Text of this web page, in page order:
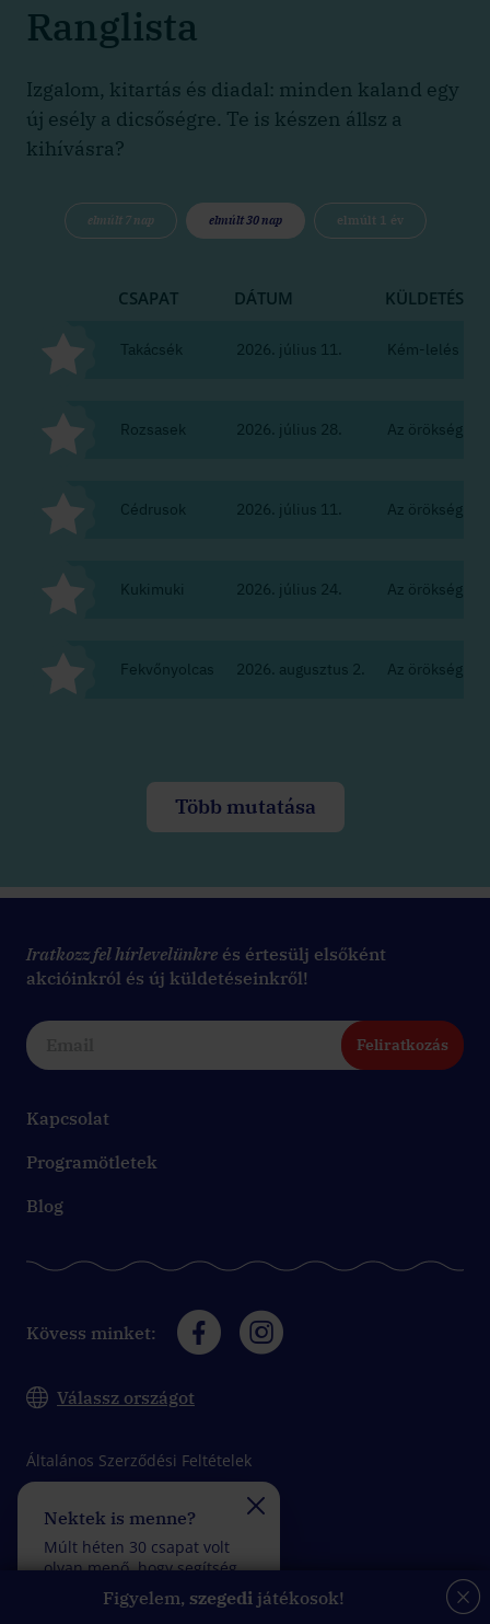
Ranglista
Izgalom, kitartás és diadal: minden kaland egy
új esély a dicsőségre. Te is készen állsz a
kihívásra?
elmúlt 7 nap elmúlt 30 nap elmúlt 1 év
CSAPAT DÁTUM KÜLDETÉS
Takácsék 2026. július 11. Kém-lelés
Rozsasek 2026. július 28. Az örökség
Cédrusok 2026. július 11. Az örökség
Kukimuki 2026. július 24. Az örökség
Fekvőnyolcas 2026. augusztus 2. Az örökség
Több mutatása
Iratkozz fel hírlevelünkre és értesülj elsőként
akcióinkról és új küldetéseinkről!
Feliratkozás
Kapcsolat
Programötletek
Blog
Kövess minket:
Válassz országot
Általános Szerződési Feltételek
Impresszum
Figyelem, szegedijátékosok!
Nektek is menne?
Múlt héten 30 csapat volt
olyan menő, hogy segítség
felhasználása nélkül
teljesítettek egy küldetést.
kevesebb mint 5 rossz
válasszal teljesítettek egy